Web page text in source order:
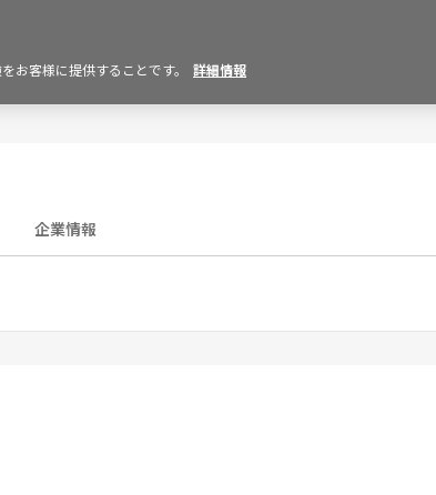
企業情報
お客様に提供することです。 詳細情報